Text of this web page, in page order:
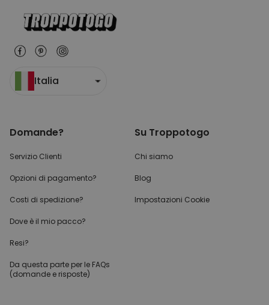
Italia
Domande?
Servizio Clienti
Opzioni di pagamento?
Costi di spedizione?
Dove è il mio pacco?
Resi?
Da questa parte per le FAQs
(domande e risposte)
Su Troppotogo
Chi siamo
Blog
Impostazioni Cookie